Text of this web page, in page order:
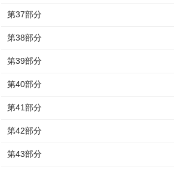
第37部分
第38部分
第39部分
第40部分
第41部分
第42部分
第43部分